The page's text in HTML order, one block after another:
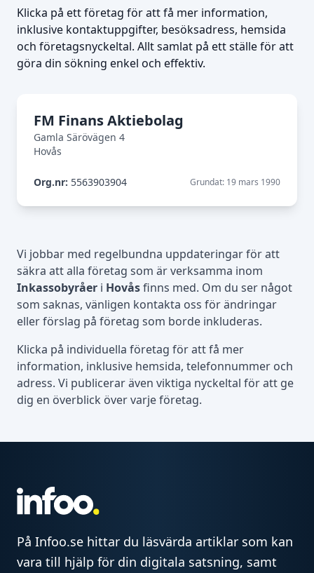
Klicka på ett företag för att få mer information,
inklusive kontaktuppgifter, besöksadress, hemsida
och företagsnyckeltal. Allt samlat på ett ställe för att
göra din sökning enkel och effektiv.
FM Finans Aktiebolag
Gamla Särövägen 4
Hovås
Org.nr: 5563903904 Grundat: 19 mars 1990
Vi jobbar med regelbundna uppdateringar för att
säkra att alla företag som är verksamma inom
Inkassobyråer i Hovåsfinns med. Om du ser något
som saknas, vänligen kontakta oss för ändringar
eller förslag på företag som borde inkluderas.
Klicka på individuella företag för att få mer
information, inklusive hemsida, telefonnummer och
adress. Vi publicerar även viktiga nyckeltal för att ge
dig en överblick över varje företag.
På Infoo.se hittar du läsvärda artiklar som kan
vara till hjälp för din digitala satsning, samt